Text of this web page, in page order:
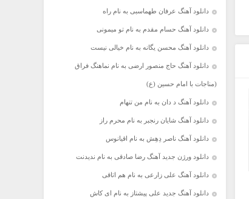
دانلود آهنگ عرفان طهماسبی به نام راه
دانلود آهنگ حسام مقدم به نام تو میمونی
دانلود آهنگ محسن یگانه به نام خیالی نیست
دانلود آهنگ حاج منصور ارضی به نام نماهنگ فراق
(مناجات با امام حسین (ع)
دانلود آهنگ د دان به نام من تنهام
دانلود آهنگ شایان رنجبر به نام محرم راز
دانلود آهنگ ناصر دِهِش به نام اقیانوس
دانلود ورژن جدید آهنگ رضا صادقی به نام ندیدنت
دانلود آهنگ علی زارعی به نام هم اتاقی
دانلود آهنگ جدید علی پیشتاز به نام ای کاش